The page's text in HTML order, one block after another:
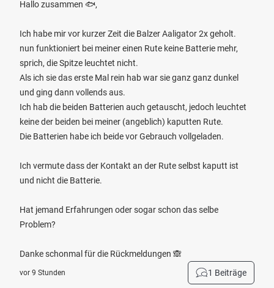
Hallo zusammen 🐟,
Ich habe mir vor kurzer Zeit die Balzer Aaligator 2x geholt.
nun funktioniert bei meiner einen Rute keine Batterie mehr,
sprich, die Spitze leuchtet nicht.
Als ich sie das erste Mal rein hab war sie ganz ganz dunkel
und ging dann vollends aus.
Ich hab die beiden Batterien auch getauscht, jedoch leuchtet
keine der beiden bei meiner (angeblich) kaputten Rute.
Die Batterien habe ich beide vor Gebrauch vollgeladen.
Ich vermute dass der Kontakt an der Rute selbst kaputt ist
und nicht die Batterie.
Hat jemand Erfahrungen oder sogar schon das selbe
Problem?
Danke schonmal für die Rückmeldungen 🙈
vor 9 Stunden 1 Beiträge